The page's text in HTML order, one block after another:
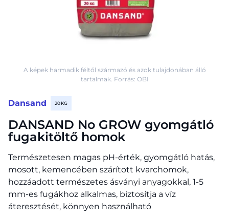
Dansand 20 KG
DANSAND No GROW gyomgátló
fugakitöltő homok
Természetesen magas pH-érték, gyomgátló hatás,
mosott, kemencében szárított kvarchomok,
hozzáadott természetes ásványi anyagokkal, 1-5
mm-es fugákhoz alkalmas, biztosítja a víz
áteresztését, könnyen használható
A képek harmadik féltől származó és azok tulajdonában álló
tartalmak. Forrás: OBI